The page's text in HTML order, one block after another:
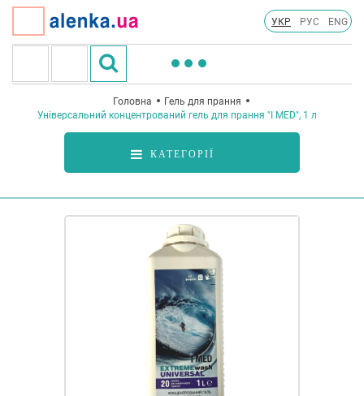
УКР РУС ENG
КАТЕГОРІЇ
Головна
Гель для прання
Універсальний концентрований гель для прання "I MED", 1 л